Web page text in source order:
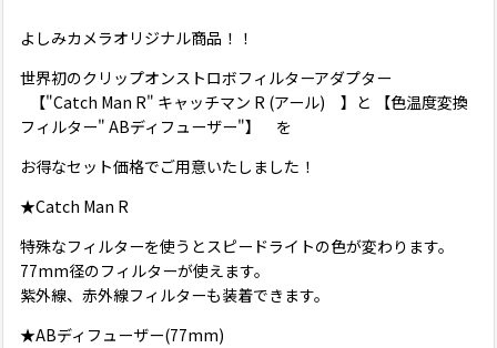
よしみカメラオリジナル商品！！
世界初のクリップオンストロボフィルターアダプター
【"Catch Man R" キャッチマン R (アール) 】と 【色温度変換
フィルター" ABディフューザー"】 を
お得なセット価格でご用意いたしました！
★Catch Man R
特殊なフィルターを使うとスピードライトの色が変わります。
77mm径のフィルターが使えます。
紫外線、赤外線フィルターも装着できます。
★ABディフューザー(77mm)